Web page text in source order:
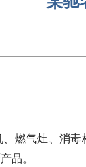
燃气灶、消
品。